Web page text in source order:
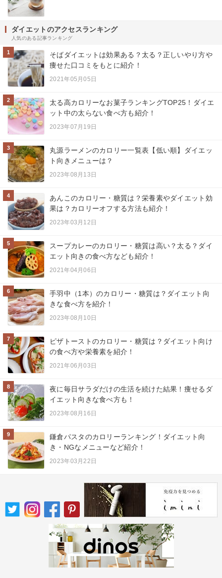
ダイエットのアクセスランキング
人気のある記事ランキング
1
そばダイエットは効果ある？太る？正しいやり方や
痩せた口コミをもとに紹介！
2021年05月05日
2
太る高カロリーなお菓子ランキングTOP25！ダイエ
ット中の太らない食べ方も紹介！
2023年07月19日
3
丸源ラーメンのカロリー一覧表【低い順】ダイエッ
ト向きメニューは？
2023年08月13日
4
あんこのカロリー・糖質は？栄養素やダイエット効
果は？カロリーオフする方法も紹介！
2023年03月12日
5
スープカレーのカロリー・糖質は高い？太る？ダイ
エット向きの食べ方なども紹介！
2021年04月06日
6
手羽中（1本）のカロリー・糖質は？ダイエット向
きな食べ方を紹介！
2023年08月10日
7
ピザトーストのカロリー・糖質は？ダイエット向け
の食べ方や栄養素を紹介！
2021年06月03日
8
夜に毎日サラダだけの生活を続けた結果！痩せるダ
イエット向きな食べ方も！
2023年08月16日
9
鎌倉パスタのカロリーランキング！ダイエット向
き・NGなメニューなど紹介！
2023年03月22日